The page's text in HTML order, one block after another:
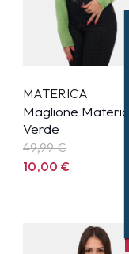
MATERICA
Maglione Materica
Verde
49,99€
10,00€